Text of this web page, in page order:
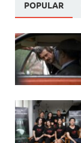
POPULAR